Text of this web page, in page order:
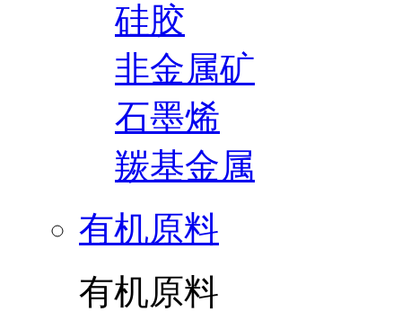
硅胶
非金属矿
石墨烯
羰基金属
有机原料
有机原料